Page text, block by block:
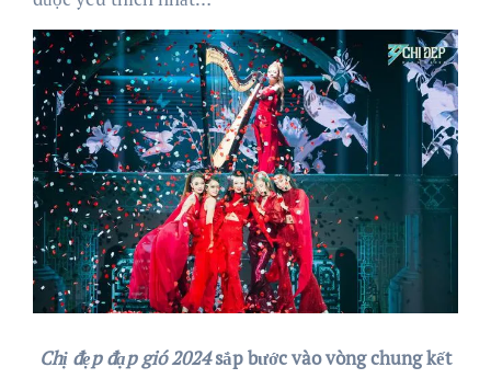
Chị đẹp đạp gió 2024sắp bước vào vòng chung kết